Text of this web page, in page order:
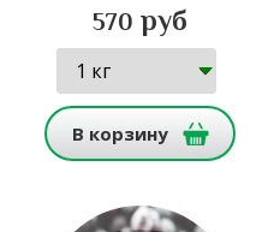
570 руб
В корзину